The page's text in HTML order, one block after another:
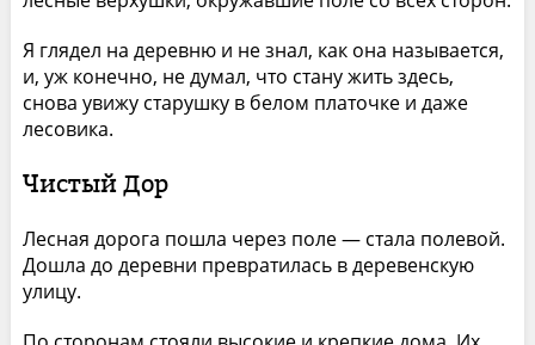
Я глядел на деревню и не знал, как она называется,
и, уж конечно, не думал, что стану жить здесь,
снова увижу старушку в белом платочке и даже
лесовика.
Чистый Дор
Лесная дорога пошла через поле — стала полевой.
Дошла до деревни превратилась в деревенскую
улицу.